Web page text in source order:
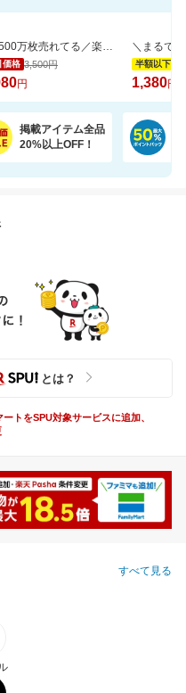
＼1500万枚売れてる／楽天1位リピ多数★ふかふかホテルタオル4枚セットが20周年SALE！
価格 3,500円
円
半額以下
1,380円
掲載アイテム全品
20%以上OFF！
とは？
トをSPU対象サービスに追加、
すべて見る